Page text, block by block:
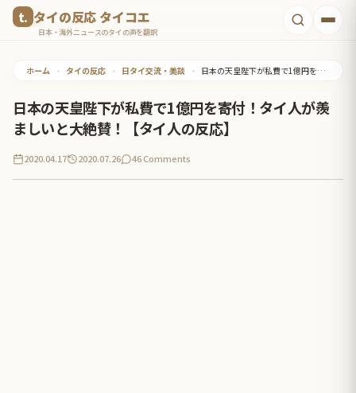
タイの反応 タイコエ
日本・海外ニュースのタイの声を翻訳
ホーム • タイの反応 • 日タイ交流・美談 • 日本の天皇陛下が私費で1億円を寄付！タイ人が羨ましいと大絶賛！【タイ人の反応】
日本の天皇陛下が私費で1億円を寄付！タイ人が羨
ましいと大絶賛！【タイ人の反応】
2020.04.17 2020.07.26 46 Comments